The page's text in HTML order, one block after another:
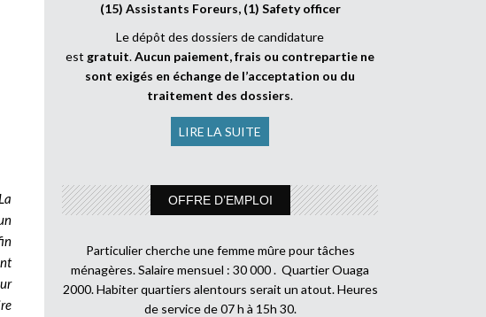
(15) Assistants Foreurs, (1) Safety officer
Le dépôt des dossiers de candidature
est gratuit.Aucun paiement, frais ou contrepartie ne
sont exigés en échange de l’acceptation ou du
traitement des dossiers.
LIRE LA SUITE
OFFRE D’EMPLOI
Particulier cherche une femme mûre pour tâches
ménagères. Salaire mensuel : 30 000 . Quartier Ouaga
2000. Habiter quartiers alentours serait un atout. Heures
de service de 07 h à 15h 30.